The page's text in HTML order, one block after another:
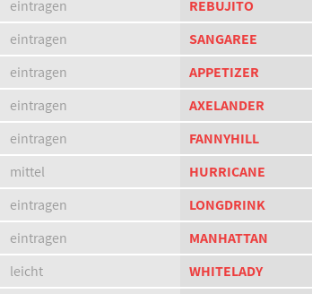
eintragen REBUJITO
eintragen SANGAREE
eintragen APPETIZER
eintragen AXELANDER
eintragen FANNYHILL
mittel HURRICANE
eintragen LONGDRINK
eintragen MANHATTAN
leicht WHITELADY